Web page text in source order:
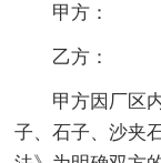
甲方：
乙方：
甲方因厂区
子、石子、沙夹